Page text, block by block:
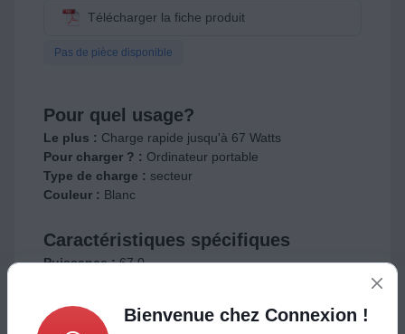
Télécharger la fiche produit
Pas de pièce disponible
Pour quel usage?
Le plus : Charge rapide jusqu'à 67 Watts
Pour charger ? : Ordinateur portable
Type de charge : secteur
Couleur : Blanc
Caractéristiques spécifiques
Puissance :67.0
Bienvenue chez Connexion !